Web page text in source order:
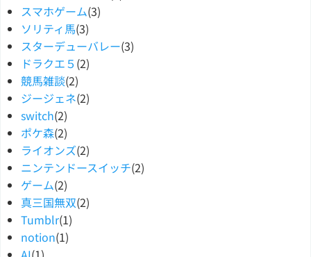
スマホゲーム(3)
ソリティ馬(3)
スターデューバレー(3)
ドラクエ５ (2)
競馬雑談(2)
ジージェネ(2)
switch(2)
ポケ森(2)
ライオンズ(2)
ニンテンドースイッチ(2)
ゲーム(2)
真三国無双(2)
Tumblr(1)
notion(1)